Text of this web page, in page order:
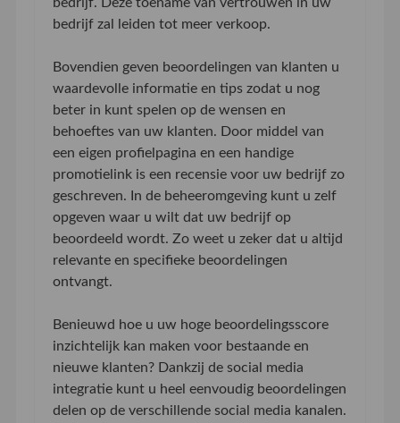
bedrijf zal leiden tot meer verkoop.
Bovendien geven beoordelingen van klanten u
waardevolle informatie en tips zodat u nog
beter in kunt spelen op de wensen en
behoeftes van uw klanten. Door middel van
een eigen profielpagina en een handige
promotielink is een recensie voor uw bedrijf zo
geschreven. In de beheeromgeving kunt u zelf
opgeven waar u wilt dat uw bedrijf op
beoordeeld wordt. Zo weet u zeker dat u altijd
relevante en specifieke beoordelingen
ontvangt.
Benieuwd hoe u uw hoge beoordelingsscore
inzichtelijk kan maken voor bestaande en
nieuwe klanten? Dankzij de social media
integratie kunt u heel eenvoudig beoordelingen
delen op de verschillende social media kanalen.